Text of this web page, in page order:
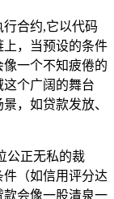
合约,它以代码
，当预设的条件
一个不知疲倦的
个广阔的舞台
，如贷款发放、
公正无私的裁
（如信用评分达
会像一股清泉一